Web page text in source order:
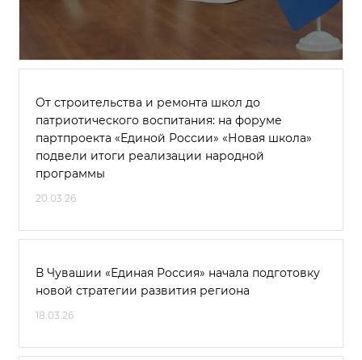
От строительства и ремонта школ до
патриотического воспитания: на форуме
партпроекта «Единой России» «Новая школа»
подвели итоги реализации народной
программы
20.03.26
В Чувашии «Единая Россия» начала подготовку
новой стратегии развития региона
18.03.26